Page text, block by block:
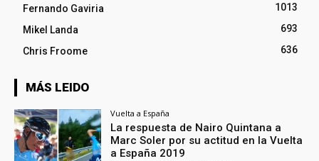
Fernando Gaviria
1013
Mikel Landa
693
Chris Froome
636
MÁS LEIDO
Vuelta a España
La respuesta de Nairo Quintana a
Marc Soler por su actitud en la Vuelta
a España 2019